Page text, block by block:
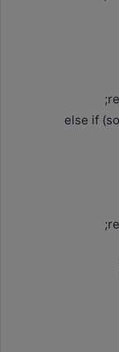
} else if